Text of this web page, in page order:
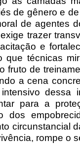
de gênero e
de agentes
trazer
e
que técnicas
fruto de
a cena
dessa
para a
dos
circunstancial
rompe o